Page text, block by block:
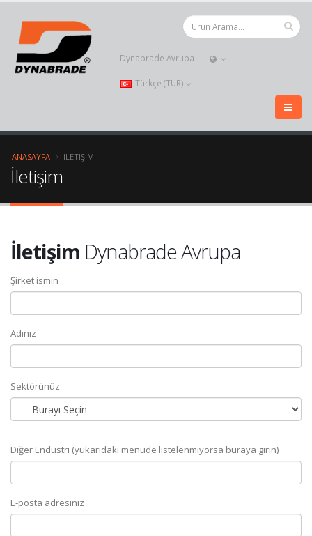
Dynabrade Avrupa
Türkçe (TUR)
ANASAYFA İLETIŞIM
İletişim
İletişim Dynabrade Avrupa
Şirket ismin
Adınız
Sektörünüz
Diğer Endüstri (yukarıdaki menüde listelenmiyorsa buraya girin)
E-posta adresiniz